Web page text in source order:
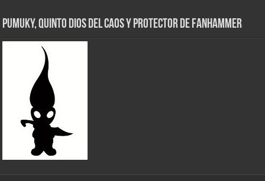
Pumuky, Quinto Dios del Caos y Protector de FanHammer